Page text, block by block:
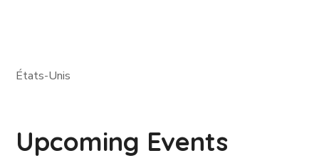
États-Unis
Upcoming Events